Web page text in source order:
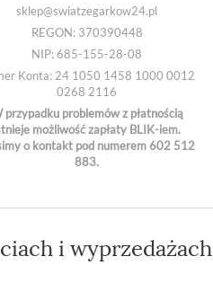
sklep@swiatzegarkow24.pl
REGON: 370390448
NIP: 685-155-28-08
Konta: 24 1050 1458 1000 0012
0268 2116
przypadku problemów z płatnością
możliwość zapłaty BLIK-iem.
o kontakt pod numerem 602 512
883.
i wyprzedażach